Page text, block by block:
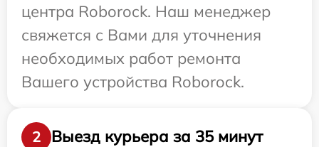
центра Roborock. Наш менеджер
свяжется с Вами для уточнения
необходимых работ ремонта
Вашего устройства Roborock.
2
Выезд курьера за 35 минут